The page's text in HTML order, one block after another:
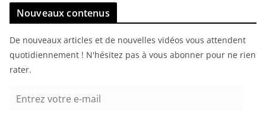
Nouveaux contenus
De nouveaux articles et de nouvelles vidéos vous attendent
quotidiennement ! N'hésitez pas à vous abonner pour ne rien
rater.